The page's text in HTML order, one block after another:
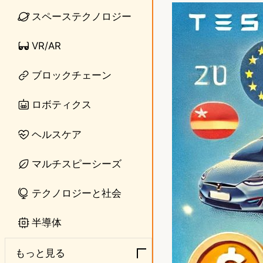
スペーステクノロジー
VR/AR
ブロックチェーン
ロボティクス
ヘルスケア
マルチスピーシーズ
テクノロジーと社会
半導体
もっと見る
n
e
s
t
o
d
o